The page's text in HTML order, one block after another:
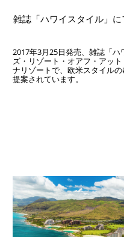
雑誌「ハワイスタイル」
2017年3月25日発売、雑誌「
ズ・リゾート・オアフ・アッ
ナリゾートで、欧米スタイル
提案されています。